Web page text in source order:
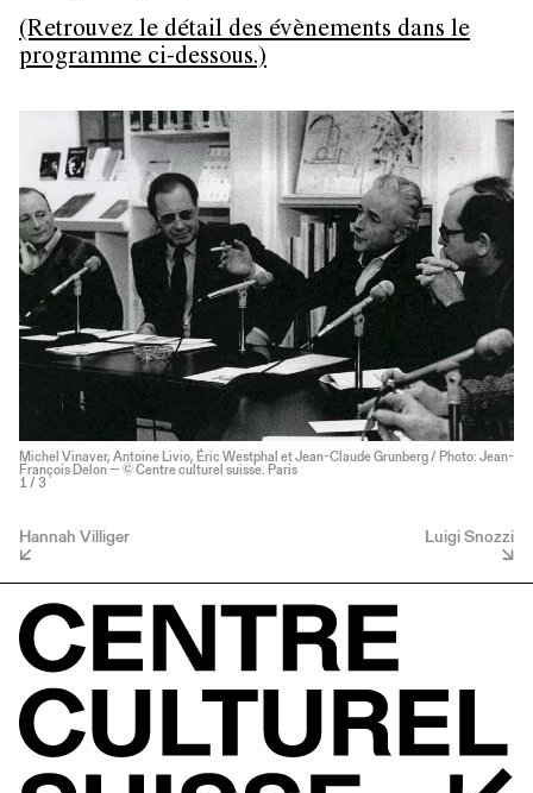
(Retrouvez le détail des évènements dans le
programme ci-dessous.)
Michel Vinaver, Antoine Livio, Éric Westphal et Jean-Claude Grunberg / Photo: Jean-
François Delon — © Centre culturel suisse. Paris
1 / 3
Hannah Villiger Luigi Snozzi